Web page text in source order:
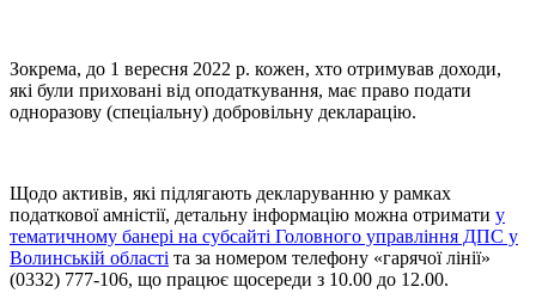
Зокрема, до 1 вересня 2022 р. кожен, хто отримував доходи,
які були приховані від оподаткування, має право подати
одноразову (спеціальну) добровільну декларацію.
Щодо активів, які підлягають декларуванню у рамках
податкової амністії, детальну інформацію можна отримати у
тематичному банері на субсайті Головного управління ДПС у
Волинській області та за номером телефону «гарячої лінії»
(0332) 777-106, що працює щосереди з 10.00 до 12.00.